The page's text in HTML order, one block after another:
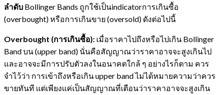
ลำดับ Bollinger Bands ถูกใช้เป็นindicatorการเกินซื้อ
(overbought) หรือการเกินขาย (oversold) ดังต่อไปนี้
Overbought (การเกินซื้อ): เมื่อราคาไปถึงหรือไปเกิน Bollinger
Band บน (upper band) นั่นคือสัญญาณว่าราคาอาจจะสูงเกินไป
และอาจจะมีการปรับตัวลงในอนาคตใกล้ ๆ อย่างไรก็ตาม ควร
จำไว้ว่า การเข้าถึงหรือเกิน upper band ไม่ได้หมายความว่าควร
ขายทันที แต่เพียงแค่เป็นสัญญาณที่เตือนว่าราคาอาจจะสูงเกิน